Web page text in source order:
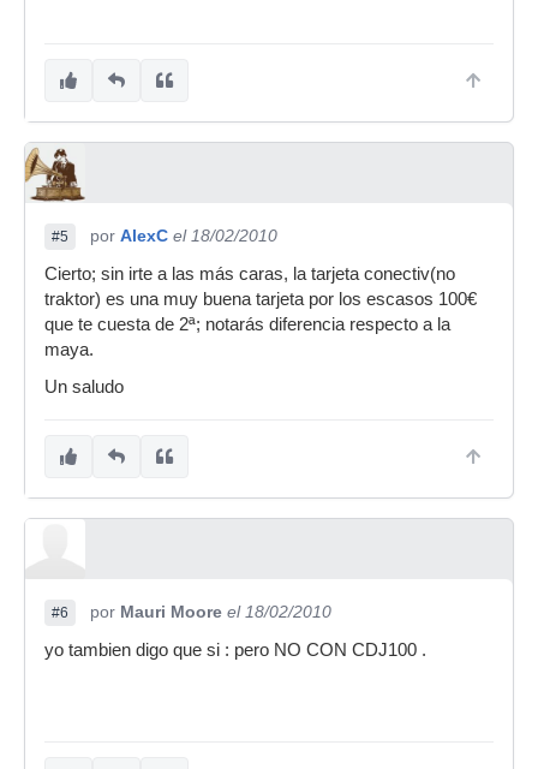
#5 por AlexC el 18/02/2010
Cierto; sin irte a las más caras, la tarjeta conectiv(no
traktor) es una muy buena tarjeta por los escasos 100€
que te cuesta de 2ª; notarás diferencia respecto a la
maya.
Un saludo
#6 por Mauri Moore el 18/02/2010
yo tambien digo que si : pero NO CON CDJ100 .